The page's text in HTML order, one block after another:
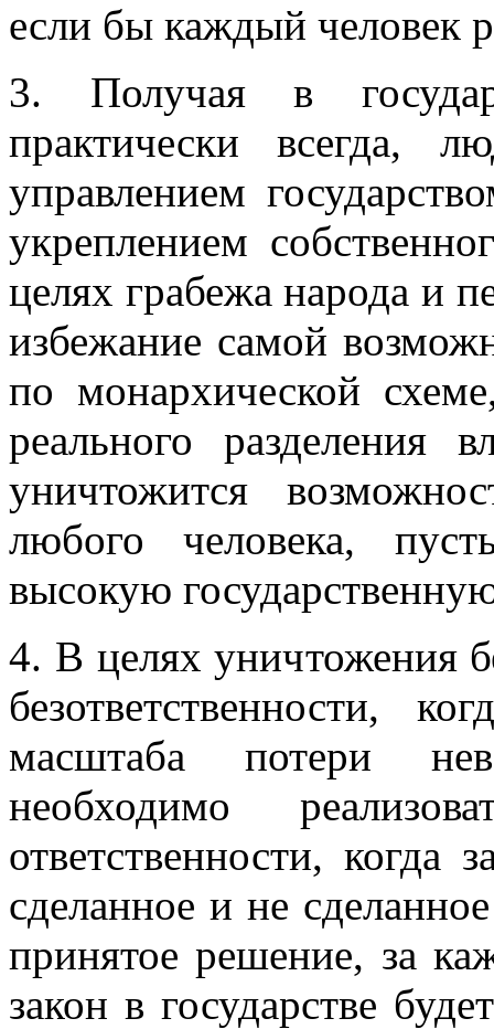
если бы каждый человек
3. Получая в
практически всегда,
управлением
укреплением
целях грабежа народа и
избежание самой
по монархической
реального разделения
уничтожится
любого человека,
высокую
4. В целях уничтожения
безответственности,
масштаба потери
необходимо
ответственности,
сделанное и не
принятое решение, за
закон в государстве